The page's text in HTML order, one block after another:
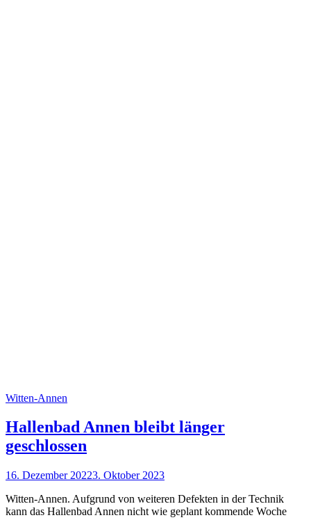
Witten-Annen
Hallenbad Annen bleibt länger
geschlossen
16. Dezember 20223. Oktober 2023
Witten-Annen. Aufgrund von weiteren Defekten in der Technik
kann das Hallenbad Annen nicht wie geplant kommende Woche